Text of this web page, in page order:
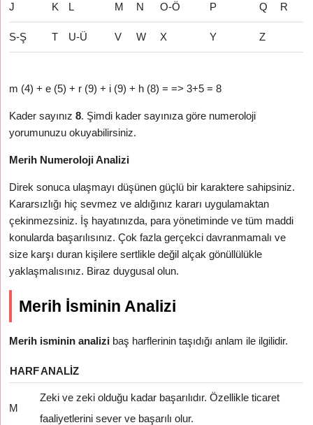
J K L M N O-Ö P Q R
S-Ş T U-Ü V W X Y Z
m (4) + e (5) + r (9) + i (9) + h (8) = => 3+5 = 8
Kader sayınız8. Şimdi kader sayınıza göre numeroloji
yorumunuzu okuyabilirsiniz.
Merih Numeroloji Analizi
Direk sonuca ulaşmayı düşünen güçlü bir karaktere sahipsiniz.
Kararsızlığı hiç sevmez ve aldığınız kararı uygulamaktan
çekinmezsiniz. İş hayatınızda, para yönetiminde ve tüm maddi
konularda başarılısınız. Çok fazla gerçekci davranmamalı ve
size karşı duran kişilere sertlikle değil alçak gönüllülükle
yaklaşmalısınız. Biraz duygusal olun.
Merih İsminin Analizi
Merih isminin analizi baş harflerinin taşıdığı anlam ile ilgilidir.
HARFANALIZ
M
Zeki ve zeki olduğu kadar başarılıdır. Özellikle ticaret
faaliyetlerini sever ve başarılı olur.